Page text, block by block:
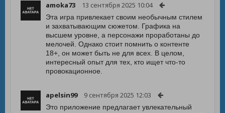
amoka73 13 сентября 2025 10:04
Эта игра привлекает своим необычным стилем
и захватывающим сюжетом. Графика на
высшем уровне, а персонажи проработаны до
мелочей. Однако стоит помнить о контенте
18+, он может быть не для всех. В целом,
интересный опыт для тех, кто ищет что-то
провокационное.
apelsin99 9 сентября 2025 12:03
Это приложение предлагает увлекательный